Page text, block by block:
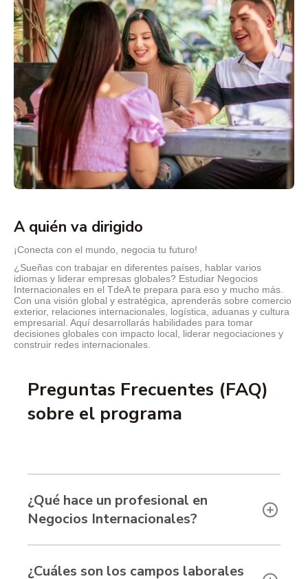
A quién va dirigido
¡Conecta con el mundo, negocia tu futuro!
¿Sueñas con trabajar en diferentes países, hablar varios
idiomas y liderar empresas globales? Estudiar Negocios
Internacionales en el TdeA te prepara para eso y mucho más.
Con una visión global y estratégica, aprenderás sobre comercio
exterior, relaciones internacionales, logística, aduanas y cultura
empresarial. Aquí desarrollarás habilidades para tomar
decisiones globales con impacto local, liderar negociaciones y
construir redes internacionales.
Preguntas Frecuentes (FAQ)
sobre el programa
¿Qué hace un profesional en
Negocios Internacionales?
¿Cuáles son los campos laborales